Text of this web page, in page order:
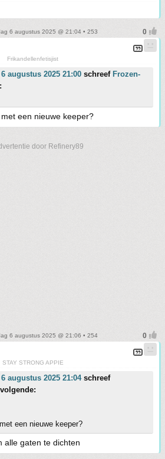
6 augustus 2025 @ 21:04 • 253
Frikandellenfetisjist
augustus 2025 21:00 schreef Frozen-
een nieuwe keeper?
door Refinery89
6 augustus 2025 @ 21:06 • 254
STAY STRONG APPIE
augustus 2025 21:04schreef
een nieuwe keeper?
alle gaten te dichten